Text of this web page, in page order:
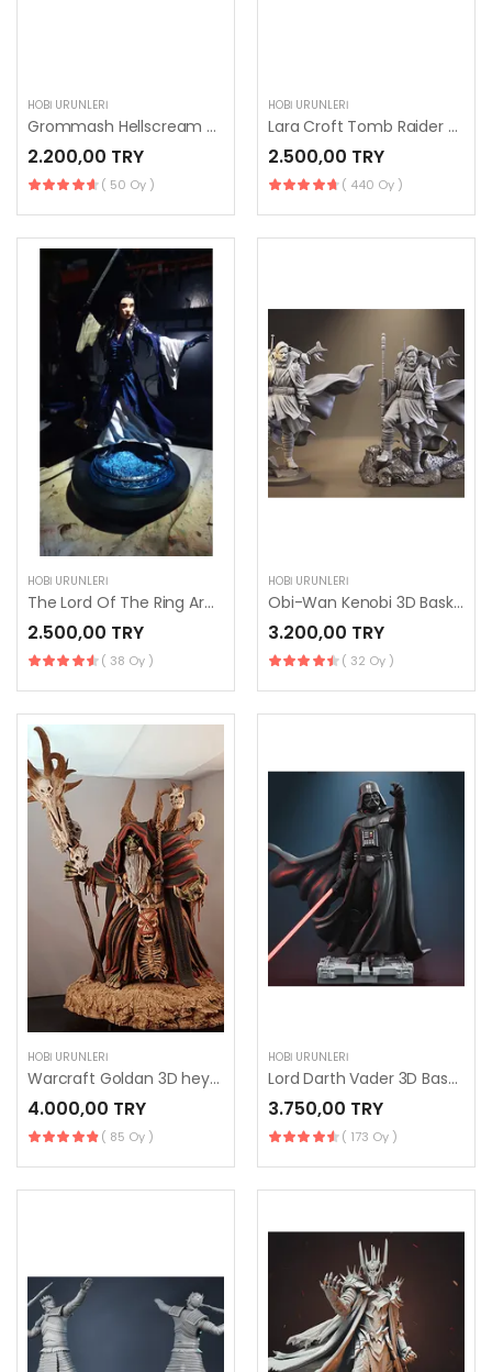
HOBI ÜRÜNLERI
Grommash Hellscream 3D Printing Figurine
2.200,00 TRY
( 50 Oy )
HOBI ÜRÜNLERI
Lara Croft Tomb Raider 3D Printing
2.500,00 TRY
( 440 Oy )
HOBI ÜRÜNLERI
The Lord Of The Ring Arwen
2.500,00 TRY
( 38 Oy )
HOBI ÜRÜNLERI
Obi-Wan Kenobi 3D Baskı Heykelcik
3.200,00 TRY
( 32 Oy )
HOBI ÜRÜNLERI
Warcraft Goldan 3D heykelcik
4.000,00 TRY
( 85 Oy )
HOBI ÜRÜNLERI
Lord Darth Vader 3D Baskı Heykelcik
3.750,00 TRY
( 173 Oy )